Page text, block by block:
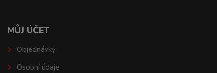
MŮJ ÚČET
Objednávky
Osobní údaje